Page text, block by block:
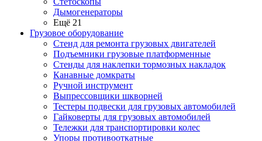
Дымогенераторы
Ещё 21
Грузовое оборудование
Стенд для ремонта грузовых двигателей
Подъемники грузовые платформенные
Стенды для наклепки тормозных накладок
Канавные домкраты
Ручной инструмент
Выпрессовщики шкворней
Тестеры подвески для грузовых автомобилей
Гайковерты для грузовых автомобилей
Тележки для транспортировки колес
Упоры противооткатные